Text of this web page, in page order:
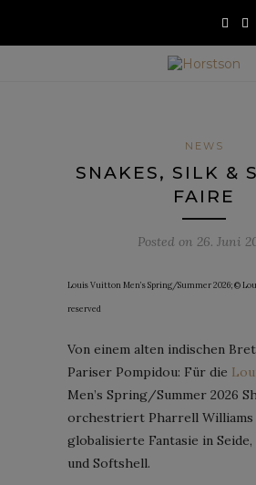
NEWS
SNAKES, SILK &
FAIRE
Posted on 26. Juni
Louis Vuitton Men’s Spring/Summer 2026; ©
reserved
Von einem alten indischen
Pariser Pompidou: Für die
Men’s Spring/Summer 2026
orchestriert Pharrell Williams
globalisierte Fantasie in Seide,
und Softshell.